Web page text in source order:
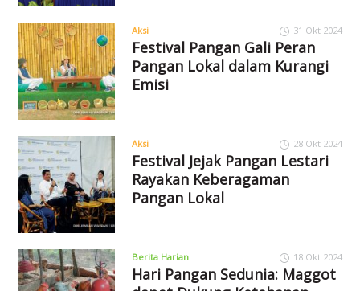
Aksi 31 Okt 2024
Festival Pangan Gali Peran
Pangan Lokal dalam Kurangi
Emisi
Aksi 28 Okt 2024
Festival Jejak Pangan Lestari
Rayakan Keberagaman
Pangan Lokal
Berita Harian 18 Okt 2024
Hari Pangan Sedunia: Maggot